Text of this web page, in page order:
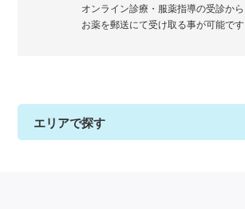
オンライン診療・服薬指導の受診から
お薬を郵送にて受け取る事が可能です
エリアで探す